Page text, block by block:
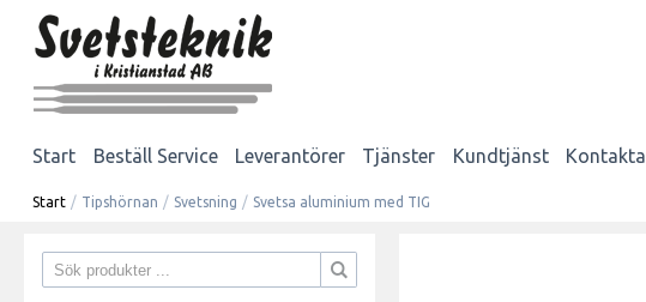
Start Beställ Service Leverantörer Tjänster Kundtjänst
Start / Tipshörnan / Svetsning / Svetsa aluminium med TIG